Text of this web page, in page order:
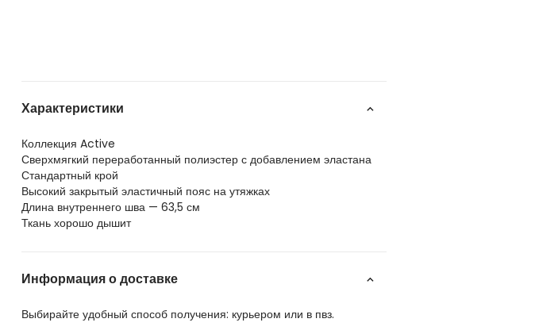
Характеристики
Коллекция Active
Сверхмягкий переработанный полиэстер с добавлением эластана
Стандартный крой
Высокий закрытый эластичный пояс на утяжках
Длина внутреннего шва — 63,5 см
Ткань хорошо дышит
Информация о доставке
Выбирайте удобный способ получения: курьером или в пвз.